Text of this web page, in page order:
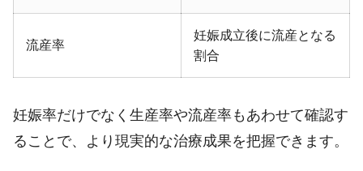
流産率
妊娠成立後に流産となる
割合
妊娠率だけでなく生産率や流産率もあわせて確認す
ることで、より現実的な治療成果を把握できます。